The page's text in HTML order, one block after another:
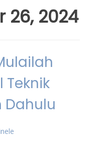
26, 2024
Dahulu